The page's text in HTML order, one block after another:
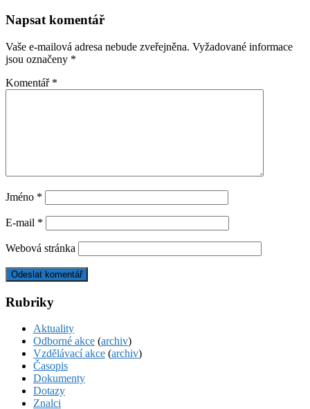
Napsat komentář
Vaše e-mailová adresa nebude zveřejněna. Vyžadované informace
jsou označeny *
Komentář *
Jméno *
E-mail *
Webová stránka
Rubriky
Aktuality
Odborné akce (archiv)
Vzdělávací akce (archiv)
Časopis
Dokumenty
Dotazy
Znalci